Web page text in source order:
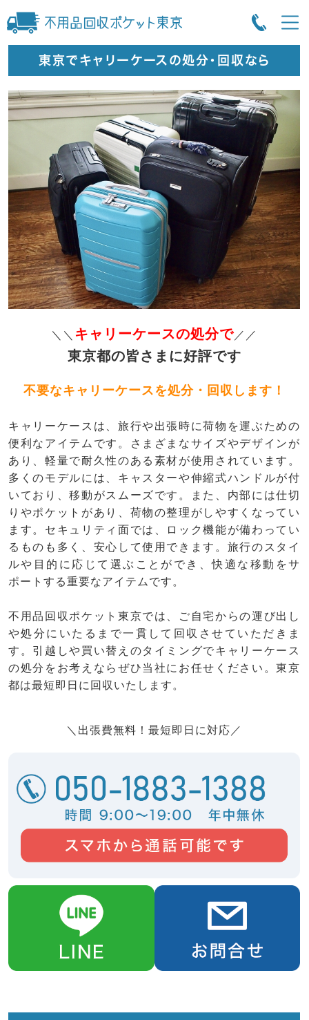
東京でキャリーケースの処分・回収なら
＼＼ キャリーケースの処分で／／
東京都の皆さまに好評です
不要なキャリーケースを処分・回収します！
キャリーケースは、旅行や出張時に荷物を運ぶための
便利なアイテムです。さまざまなサイズやデザインが
あり、軽量で耐久性のある素材が使用されています。
多くのモデルには、キャスターや伸縮式ハンドルが付
いており、移動がスムーズです。また、内部には仕切
りやポケットがあり、荷物の整理がしやすくなってい
ます。セキュリティ面では、ロック機能が備わってい
るものも多く、安心して使用できます。旅行のスタイ
ルや目的に応じて選ぶことができ、快適な移動をサ
ポートする重要なアイテムです。
不用品回収ポケット東京では、ご自宅からの運び出し
や処分にいたるまで一貫して回収させていただきま
す。引越しや買い替えのタイミングでキャリーケース
の処分をお考えならぜひ当社にお任せください。東京
都は最短即日に回収いたします。
＼出張費無料！最短即日に対応／